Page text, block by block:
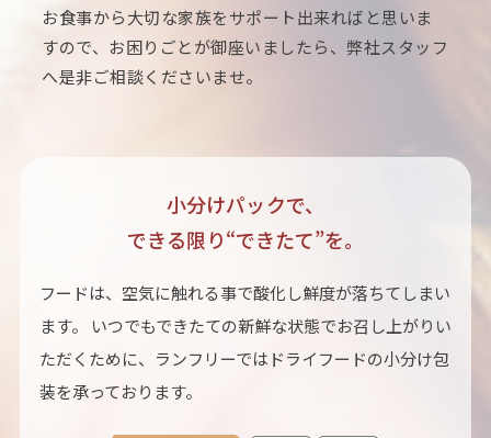
お食事から大切な家族をサポート出来ればと思いま
すので、お困りごとが御座いましたら、弊社スタッフ
へ是非ご相談くださいませ。
小分けパックで、
できる限り“できたて”を。
フードは、空気に触れる事で酸化し鮮度が落ちてしまい
ます。 いつでもできたての新鮮な状態でお召し上がりい
ただくために、ランフリーではドライフードの小分け包
装を承っております。